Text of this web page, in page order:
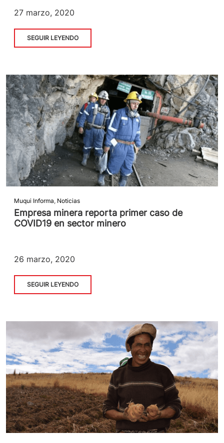
27 marzo, 2020
SEGUIR LEYENDO
Muqui Informa, Noticias
Empresa minera reporta primer caso de
COVID19 en sector minero
26 marzo, 2020
SEGUIR LEYENDO